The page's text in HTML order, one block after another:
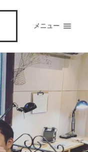
メニュー